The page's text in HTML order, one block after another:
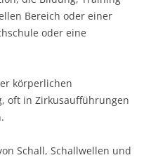
Bereich oder einer
oder eine
oft in Zirkusaufführungen
Schallwellen und